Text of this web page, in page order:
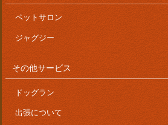
ペットサロン
ジャグジー
その他サービス
ドッグラン
出張について